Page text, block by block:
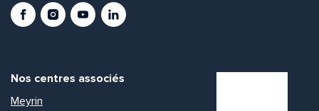
FacebookInstagramYoutubeLinkedIn
Nos centres associés
Meyrin